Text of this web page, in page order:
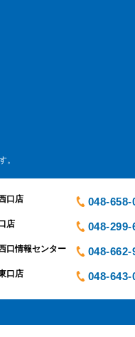
。
口店 048-658-
店 048-299-
口情報センター 048-662-
口店 048-643-